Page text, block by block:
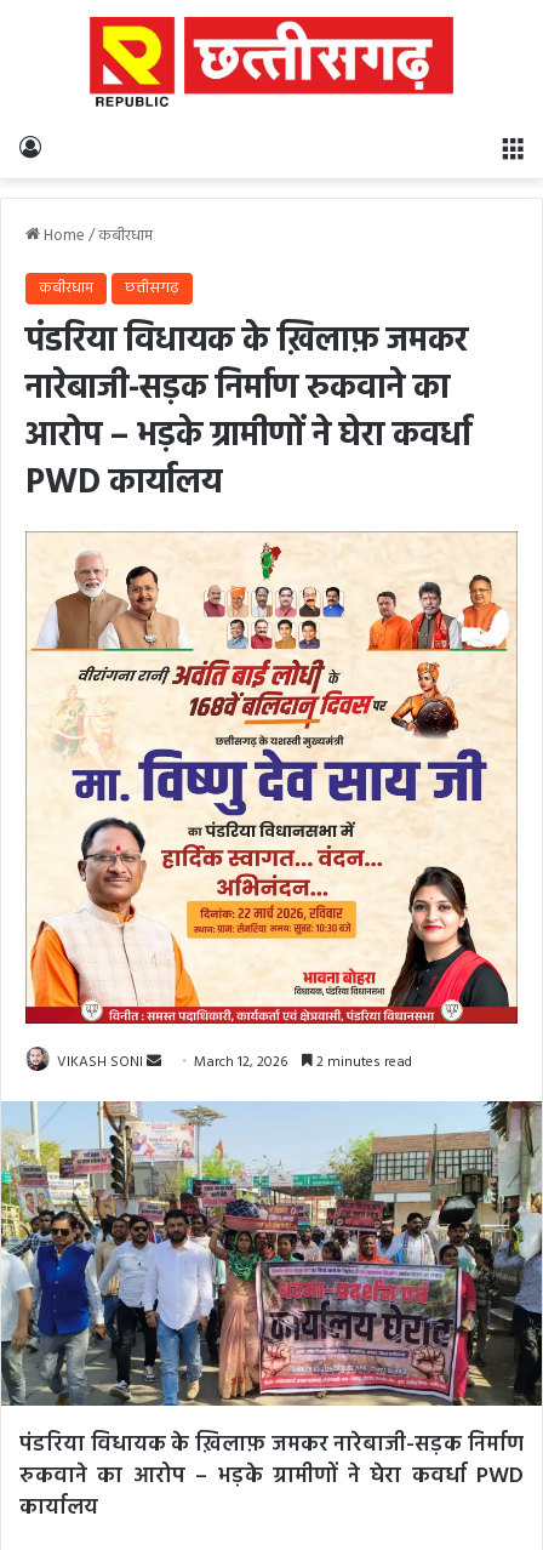
Home/कबीरधाम
कबीरधाम छत्तीसगढ़
पंडरिया विधायक के ख़िलाफ़ जमकर
नारेबाजी-सड़क निर्माण रुकवाने का
आरोप – भड़के ग्रामीणों ने घेरा कवर्धा
PWD कार्यालय
VIKASH SONI
Send
email
March 12, 2026 2 minutes read
पंडरिया विधायक के ख़िलाफ़ जमकर नारेबाजी-सड़क निर्माण
रुकवाने का आरोप – भड़के ग्रामीणों ने घेरा कवर्धा PWD
कार्यालय